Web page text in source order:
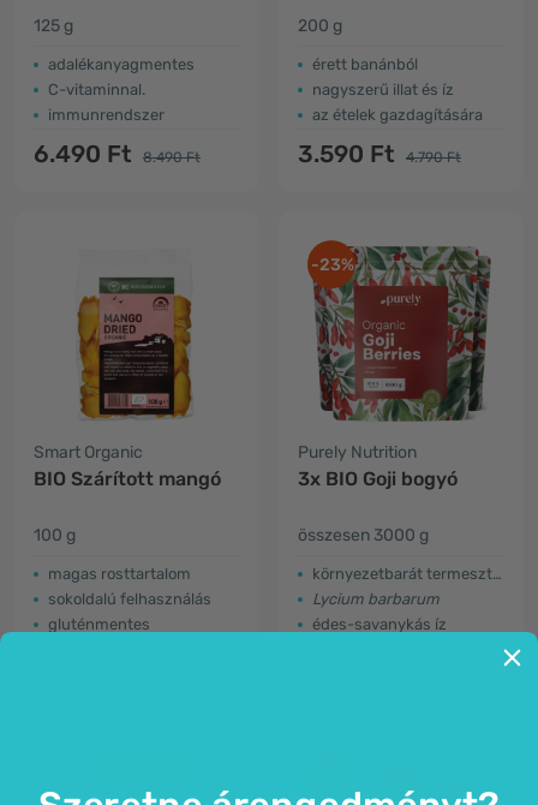
125 g
adalékanyagmentes
C-vitaminnal.
immunrendszer
6.490 Ft 8.490 Ft
200 g
érett banánból
nagyszerű illat és íz
az ételek gazdagítására
3.590 Ft 4.790 Ft
Smart Organic
BIO Szárított mangó
100 g
magas rosttartalom
sokoldalú felhasználás
gluténmentes
-23%
Purely Nutrition
3x BIO Goji bogyó
összesen 3000 g
környezetbarát termesztés
Lycium barbarum
édes-savanykás íz